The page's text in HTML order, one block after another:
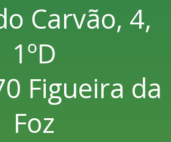
Carvão, 4,
1ºD
Figueira da
Foz